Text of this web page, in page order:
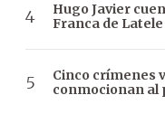
Hugo Javier
Franca de Latele
Cinco crímenes
conmocionan al